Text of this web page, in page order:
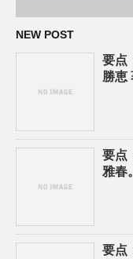
NEW POST
要点
勝恵
要点
雅春。
要点